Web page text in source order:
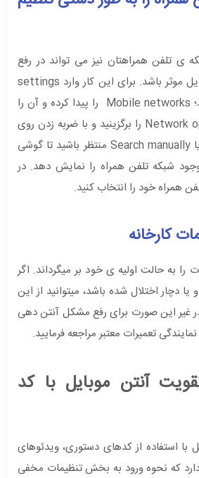
ی تلفن همراهتان نیز می تواند در رفع
مشکل آنتن ندادن موبایل موثر باشد. برای این کار وارد settings
یا تنظیمات گوشی شوید؛ Mobile networks را پیدا کرده و آن را
انتخاب کنید. Network operators را برگزینید و با ضربه زدن روی
Search networks و یا Search manually منتظر باشید تا گوشی
شبکه تلفن همراه را نمایش دهد. در
همراه خود را انتخاب کنید.
کارخانه
را به حالت اولیه ی خود بر میگرداند. اگر
دچار اختلال شده باشد، میتوانید از این
غیر این صورت برای رفع مشکل آنتن دهی
تعمیرات معتبر مراجعه فرمایید.
آنتن موبایل با کد
با استفاده از کدهای دستوری، ویدئوهای
که نحوه ورود به بخش تنظیمات مخفی